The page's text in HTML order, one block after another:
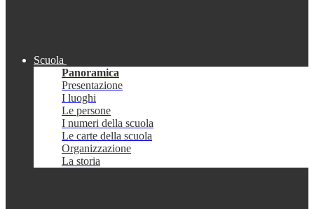
Scuola
Panoramica
Presentazione
I luoghi
Le persone
I numeri della scuola
Le carte della scuola
Organizzazione
La storia